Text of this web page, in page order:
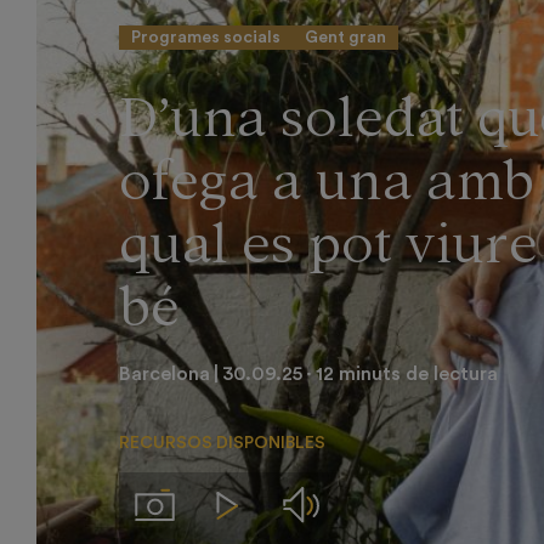
Programes socials Gent gran
D’una soledat
ofega a una
qual es pot viure
bé
Barcelona 30.09.25 12 minuts de lectura
RECURSOS DISPONIBLES
ImágenesVideos Audios